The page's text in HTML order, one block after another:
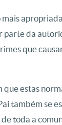
parte da
que
estas
também se
toda a